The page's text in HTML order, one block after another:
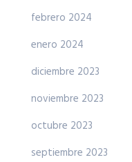
febrero 2024
enero 2024
diciembre 2023
noviembre 2023
octubre 2023
septiembre 2023